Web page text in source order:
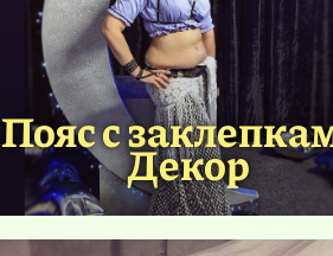
Пояс с
Декор